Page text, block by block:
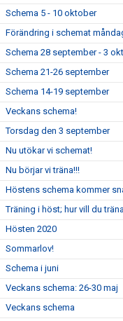
Schema 5 - 10 oktober
Förändring i schemat
Schema 28 september - 3
Schema 21-26 september
Schema 14-19 september
Veckans schema!
Torsdag den 3 september
Nu utökar vi schemat!
Nu börjar vi träna!!!
Höstens schema kommer
Träning i höst; hur vill du
Hösten 2020
Sommarlov!
Schema i juni
Veckans schema: 26-30 maj
Veckans schema